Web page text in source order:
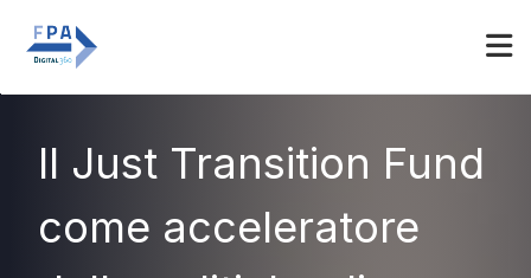
Accedi
Il Just Transition Fund
come acceleratore